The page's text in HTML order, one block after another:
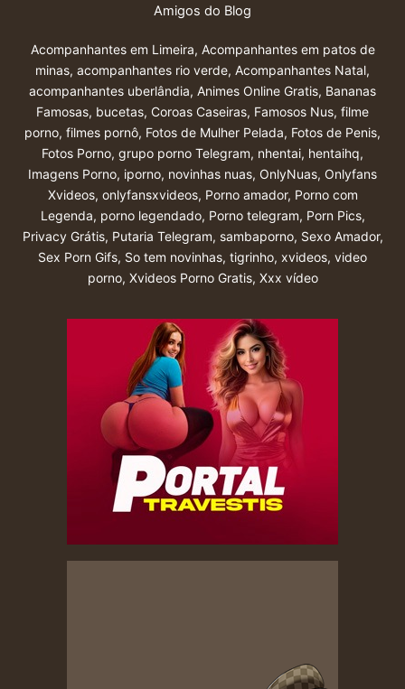
Amigos do Blog
Acompanhantes em Limeira, Acompanhantes em patos de
minas, acompanhantes rio verde, Acompanhantes Natal,
acompanhantes uberlândia, Animes Online Gratis, Bananas
Famosas, bucetas, Coroas Caseiras, Famosos Nus, filme
porno, filmes pornô, Fotos de Mulher Pelada, Fotos de Penis,
Fotos Porno, grupo porno Telegram, nhentai, hentaihq,
Imagens Porno, iporno, novinhas nuas, OnlyNuas, Onlyfans
Xvideos, onlyfansxvideos, Porno amador, Porno com
Legenda, porno legendado, Porno telegram, Porn Pics,
Privacy Grátis, Putaria Telegram, sambaporno, Sexo Amador,
Sex Porn Gifs, So tem novinhas, tigrinho, xvideos, video
porno, Xvideos Porno Gratis, Xxx vídeo